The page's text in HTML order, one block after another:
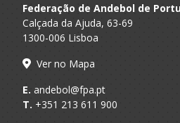
Federação de Andebol de
Calçada da Ajuda, 63-69
1300-006 Lisboa
Ver no Mapa
E. andebol@fpa.pt
T. +351 213 611 900